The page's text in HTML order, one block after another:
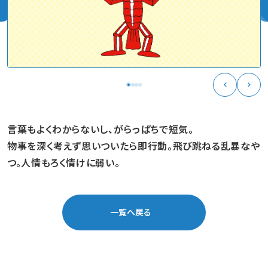
言葉もよくわからないし、がらっぱちで短気。
物事を深く考えず思いついたら即行動。飛び跳ねる乱暴なや
つ。人情もろく情けに弱い。
一覧へ戻る